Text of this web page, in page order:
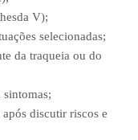
V);
selecionadas;
da traqueia ou do
sintomas;
discutir riscos e